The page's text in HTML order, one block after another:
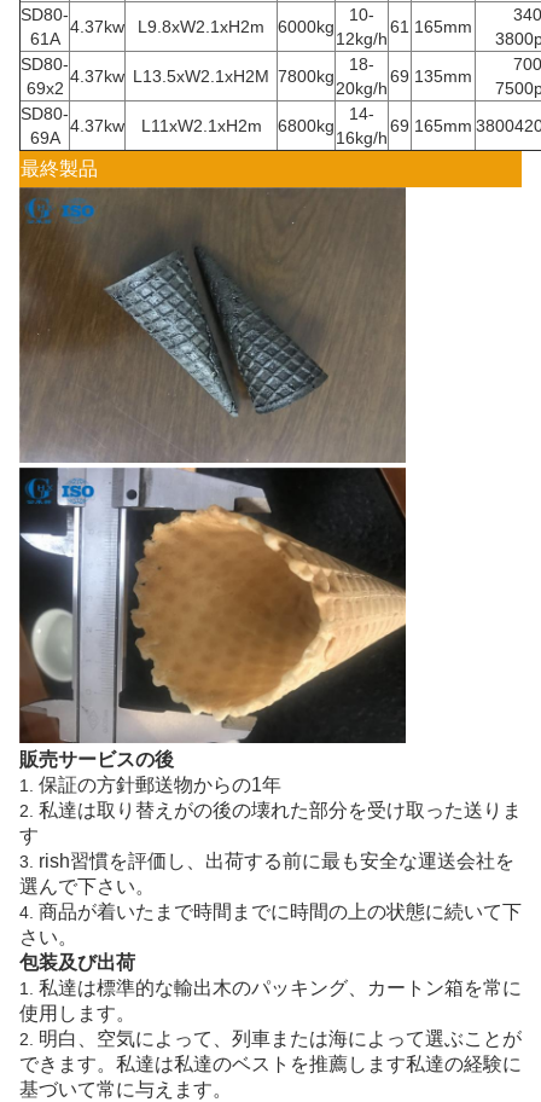
SD80-
61A
4.37kw L9.8xW2.1xH2m 6000kg
10-
12kg/h
61 165mm
SD80-
69x2
4.37kw L13.5xW2.1xH2M 7800kg
18-
20kg/h
69 135mm
SD80-
69A
4.37kw L11xW2.1xH2m 6800kg
14-
16kg/h
69 165mm
最終製品
販売サービスの後
1. 保証の方針郵送物からの1年
2. 私達は取り替えがの後の壊れた部分を受け取った送りま
す
3. rish習慣を評価し、出荷する前に最も安全な運送会社を
選んで下さい。
4. 商品が着いたまで時間までに時間の上の状態に続いて下
さい。
包装及び出荷
1. 私達は標準的な輸出木のパッキング、カートン箱を常に
使用します。
2. 明白、空気によって、列車または海によって選ぶことが
できます。私達は私達のベストを推薦します私達の経験に
基づいて常に与えます。